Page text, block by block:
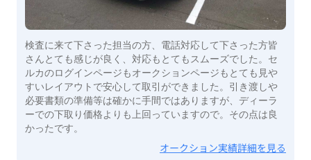
検査に来て下さった担当の方、電話対応して下さった方皆
さんとても感じが良く、対応もとてもスムーズでした。セ
ルカのログインページもオークションページもとても見や
すいレイアウトで安心して取引ができました。引き渡しや
必要書類の準備等は確かに手間ではありますが、ディーラ
ーでの下取り価格よりも上回っていますので。その点は良
かったです。
オークション実績詳細を見る